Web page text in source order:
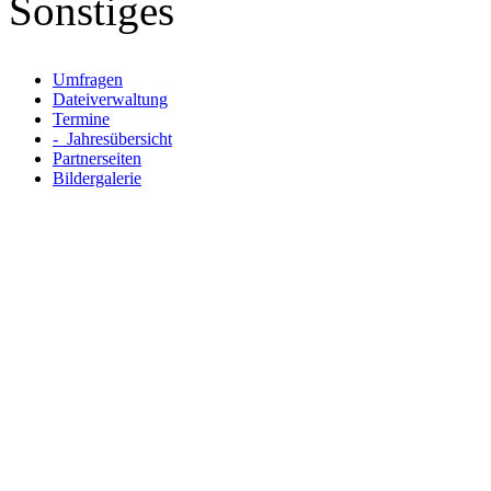
Sonstiges
Umfragen
Dateiverwaltung
Termine
- Jahresübersicht
Partnerseiten
Bildergalerie